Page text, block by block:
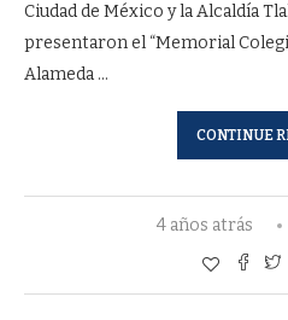
Ciudad de México y la Alcaldía
presentaron el “Memorial
Alameda …
CONTINUE
4 años atrás